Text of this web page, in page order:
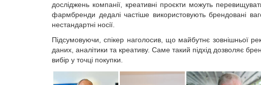
досліджень компанії, креативні проєкти можуть
фармбренди дедалі частіше використовують брендовані
нестандартні носії.
Підсумовуючи, спікер наголосив, що майбутнє зовнішньої
даних, аналітики та креативу. Саме такий підхід дозволяє
вибір у точці покупки.